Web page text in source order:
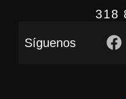
Síguenos
318